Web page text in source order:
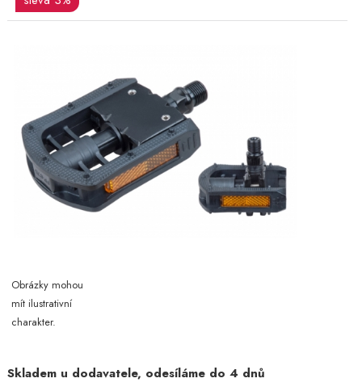
Obrázky mohou
mít ilustrativní
charakter.
Skladem u dodavatele, odesíláme do 4 dnů